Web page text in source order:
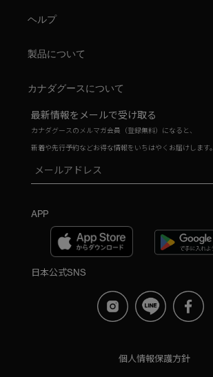
ヘルプ
製品について
カナダグースについて
最新情報をメールで受け取る
カナダグースのメルマガ会員（登録無料）になると、
新着や先行予約などお得な情報をいちはやくお届けします。
APP
日本公式SNS
個人情報保護方針